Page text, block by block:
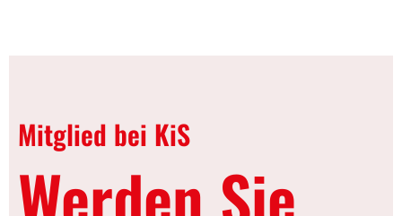
Mitglied bei KiS